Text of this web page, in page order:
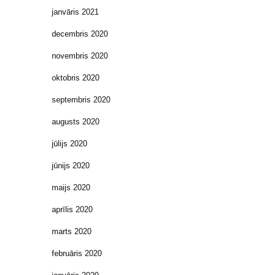
janvāris 2021
decembris 2020
novembris 2020
oktobris 2020
septembris 2020
augusts 2020
jūlijs 2020
jūnijs 2020
maijs 2020
aprīlis 2020
marts 2020
februāris 2020